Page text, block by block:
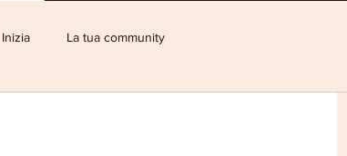
Inizia La tua community